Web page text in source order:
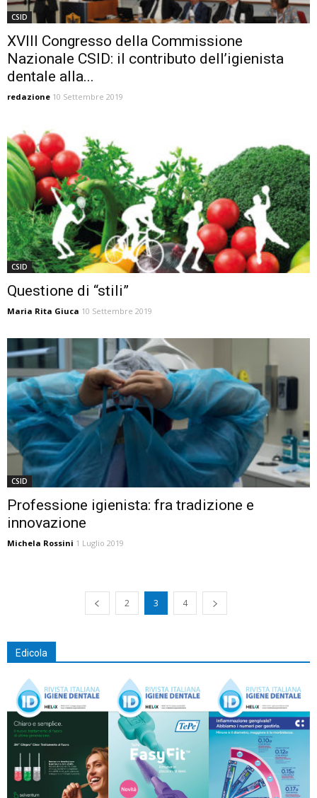
CSID
XVIII Congresso della Commissione
Nazionale CSID: il contributo dell’igienista
dentale alla...
redazione 10 Settembre 2019
CSID
Questione di “stili”
Maria Rita Giuca 10 Settembre 2019
CSID
Professione igienista: fra tradizione e
innovazione
Michela Rossini 1 Luglio 2019
2 3 4
Edicola